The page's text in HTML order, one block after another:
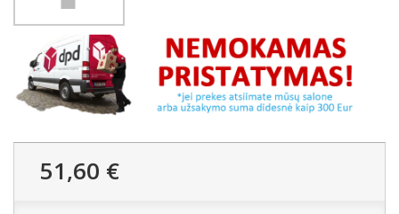
51,60 €